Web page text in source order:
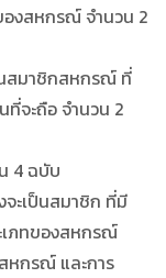
งสหกรณ์ จำนวน 2
สมาชิกสหกรณ์ ที่
จะถือ จำนวน 2
4 ฉบับ
ะเป็นสมาชิก ที่มี
เภทของสหกรณ์
หกรณ์ และการ